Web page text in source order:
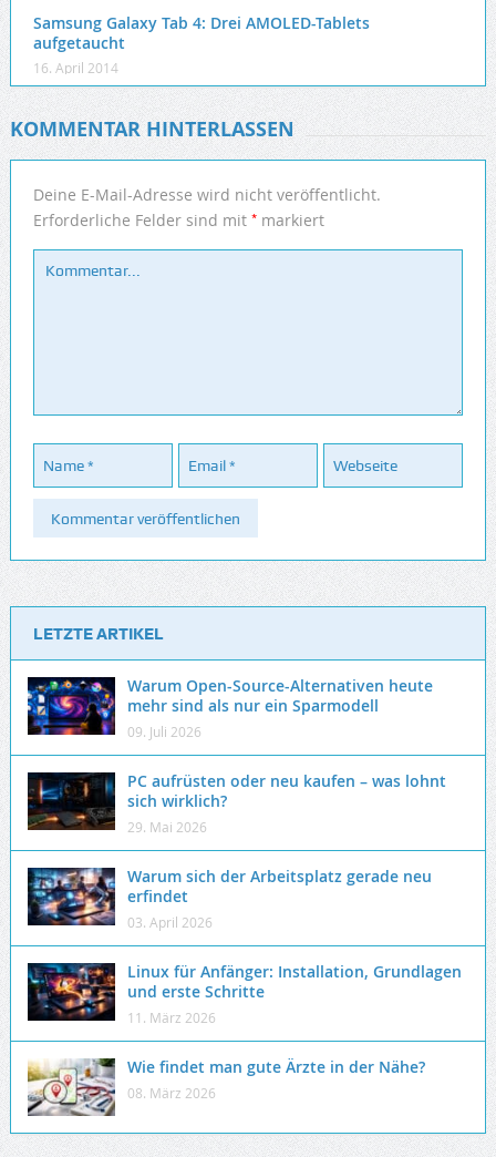
Samsung Galaxy Tab 4: Drei AMOLED-Tablets
aufgetaucht
16. April 2014
KOMMENTAR HINTERLASSEN
Deine E-Mail-Adresse wird nicht veröffentlicht.
Erforderliche Felder sind mit *markiert
LETZTE ARTIKEL
Warum Open-Source-Alternativen heute
mehr sind als nur ein Sparmodell
09. Juli 2026
PC aufrüsten oder neu kaufen – was lohnt
sich wirklich?
29. Mai 2026
Warum sich der Arbeitsplatz gerade neu
erfindet
03. April 2026
Linux für Anfänger: Installation, Grundlagen
und erste Schritte
11. März 2026
Wie findet man gute Ärzte in der Nähe?
08. März 2026